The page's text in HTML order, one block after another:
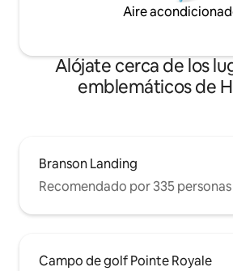
Aire
Alójate cerca de los
emblemáticos de
Branson Landing
Recomendado por 335
Campo de golf Pointe Royale